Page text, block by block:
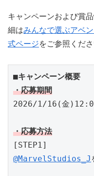
キャンペーンおよび賞
細はみんなで選ぶアベ
式ページをご参照くださ
■キャンペーン概要
・応募期間
2026/1/16(金
・応募方法
[STEP1]
@MarvelStudios_J